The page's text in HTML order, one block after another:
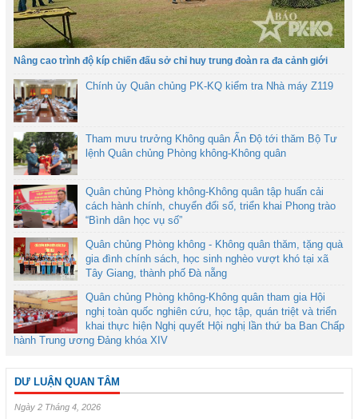
Nâng cao trình độ kíp chiến đấu sở chỉ huy trung đoàn ra đa cảnh giới
Chính ủy Quân chủng PK-KQ kiểm tra Nhà máy Z119
Tham mưu trưởng Không quân Ấn Độ tới thăm Bộ Tư
lệnh Quân chủng Phòng không-Không quân
Quân chủng Phòng không-Không quân tập huấn cải
cách hành chính, chuyển đổi số, triển khai Phong trào
“Bình dân học vụ số”
Quân chủng Phòng không - Không quân thăm, tặng quà
gia đình chính sách, học sinh nghèo vượt khó tại xã
Tây Giang, thành phố Đà nẵng
Quân chủng Phòng không-Không quân tham gia Hội
nghị toàn quốc nghiên cứu, học tập, quán triệt và triển
khai thực hiện Nghị quyết Hội nghị lần thứ ba Ban Chấp
hành Trung ương Đảng khóa XIV
DƯ LUẬN QUAN TÂM
Ngày 2 Tháng 4, 2026